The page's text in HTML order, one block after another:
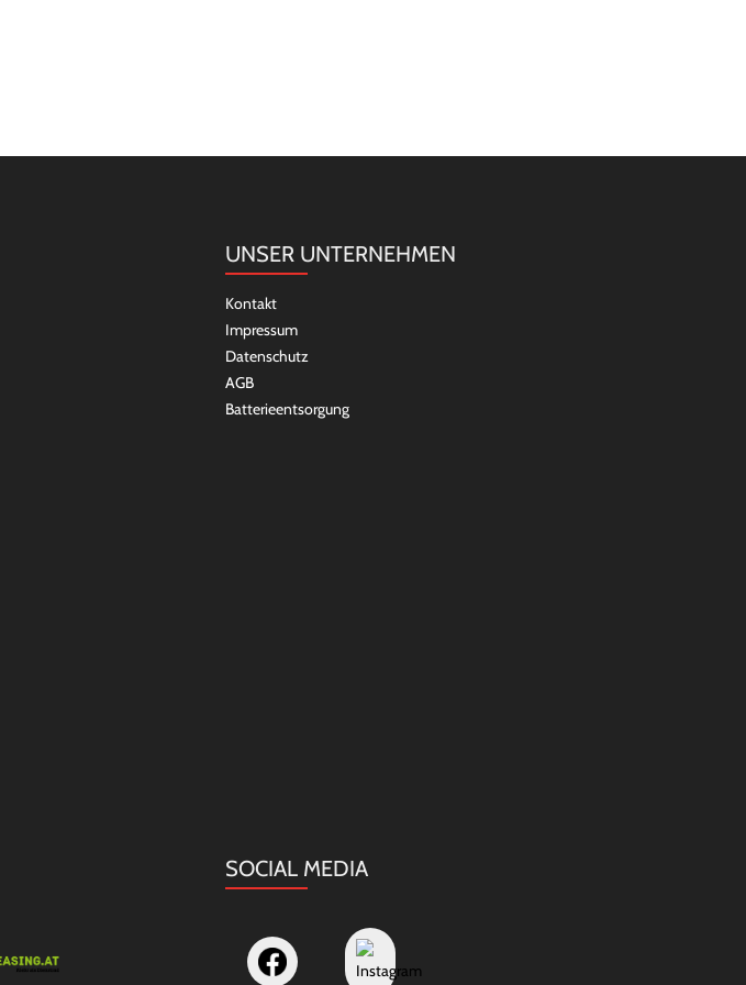
UNSER UNTERNEHMEN
Kontakt
Impressum
Datenschutz
AGB
Batterieentsorgung
SOCIAL MEDIA